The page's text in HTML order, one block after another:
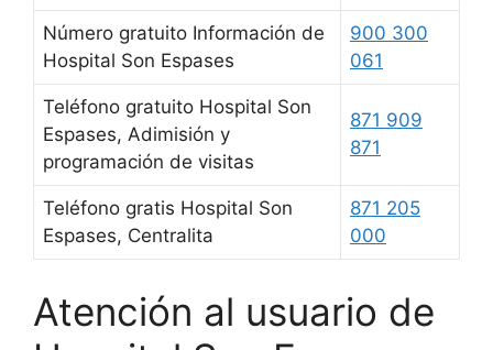
Número gratuito Información de
Hospital Son Espases
900 300
061
Teléfono gratuito Hospital Son
Espases, Adimisión y
programación de visitas
871 909
871
Teléfono gratis Hospital Son
Espases, Centralita
871 205
000
Atención al usuario de